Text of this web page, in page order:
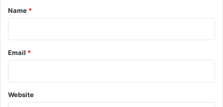
*
Name *
Email *
Website